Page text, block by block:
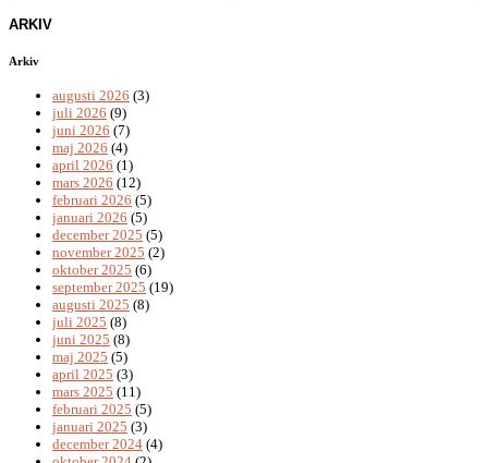
ARKIV
Arkiv
augusti 2026 (3)
juli 2026 (9)
juni 2026 (7)
maj 2026 (4)
april 2026 (1)
mars 2026 (12)
februari 2026 (5)
januari 2026 (5)
december 2025 (5)
november 2025 (2)
oktober 2025 (6)
september 2025 (19)
augusti 2025 (8)
juli 2025 (8)
juni 2025 (8)
maj 2025 (5)
april 2025 (3)
mars 2025 (11)
februari 2025 (5)
januari 2025 (3)
december 2024 (4)